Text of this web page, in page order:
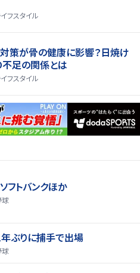
フスタイル
策が骨の健康に影響？日焼け
不足の関係とは
フスタイル
フトバンクほか
球
ぶりに捕手で出場
球